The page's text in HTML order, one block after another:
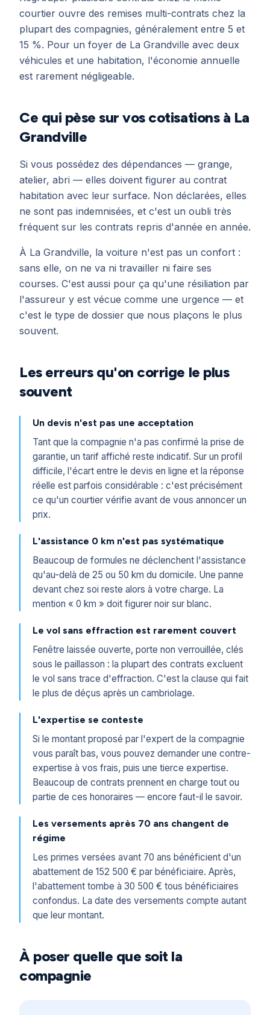
courtier ouvre des remises multi-contrats chez la
plupart des compagnies, généralement entre 5 et
15 %. Pour un foyer de La Grandville avec deux
véhicules et une habitation, l'économie annuelle
est rarement négligeable.
Ce qui pèse sur vos cotisations à La
Grandville
Si vous possédez des dépendances — grange,
atelier, abri — elles doivent figurer au contrat
habitation avec leur surface. Non déclarées, elles
ne sont pas indemnisées, et c'est un oubli très
fréquent sur les contrats repris d'année en année.
À La Grandville, la voiture n'est pas un confort :
sans elle, on ne va ni travailler ni faire ses
courses. C'est aussi pour ça qu'une résiliation par
l'assureur y est vécue comme une urgence — et
c'est le type de dossier que nous plaçons le plus
souvent.
Les erreurs qu'on corrige le plus
souvent
Un devis n'est pas une acceptation
Tant que la compagnie n'a pas confirmé la prise de
garantie, un tarif affiché reste indicatif. Sur un profil
difficile, l'écart entre le devis en ligne et la réponse
réelle est parfois considérable : c'est précisément
ce qu'un courtier vérifie avant de vous annoncer un
prix.
L'assistance 0 km n'est pas systématique
Beaucoup de formules ne déclenchent l'assistance
qu'au-delà de 25 ou 50 km du domicile. Une panne
devant chez soi reste alors à votre charge. La
mention « 0 km » doit figurer noir sur blanc.
Le vol sans effraction est rarement couvert
Fenêtre laissée ouverte, porte non verrouillée, clés
sous le paillasson : la plupart des contrats excluent
le vol sans trace d'effraction. C'est la clause qui fait
le plus de déçus après un cambriolage.
L'expertise se conteste
Si le montant proposé par l'expert de la compagnie
vous paraît bas, vous pouvez demander une contre-
expertise à vos frais, puis une tierce expertise.
Beaucoup de contrats prennent en charge tout ou
partie de ces honoraires — encore faut-il le savoir.
Les versements après 70 ans changent de
régime
Les primes versées avant 70 ans bénéficient d'un
abattement de 152 500 € par bénéficiaire. Après,
l'abattement tombe à 30 500 € tous bénéficiaires
confondus. La date des versements compte autant
que leur montant.
À poser quelle que soit la
compagnie